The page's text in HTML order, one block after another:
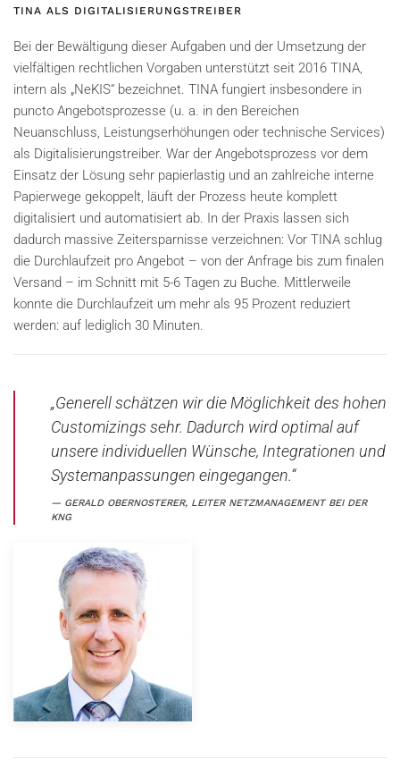
TINA ALS DIGITALISIERUNGSTREIBER
Bei der Bewältigung dieser Aufgaben und der Umsetzung der
vielfältigen rechtlichen Vorgaben unterstützt seit 2016 TINA,
intern als „NeKIS“ bezeichnet. TINA fungiert insbesondere in
puncto Angebotsprozesse (u. a. in den Bereichen
Neuanschluss, Leistungserhöhungen oder technische Services)
als Digitalisierungstreiber. War der Angebotsprozess vor dem
Einsatz der Lösung sehr papierlastig und an zahlreiche interne
Papierwege gekoppelt, läuft der Prozess heute komplett
digitalisiert und automatisiert ab. In der Praxis lassen sich
dadurch massive Zeitersparnisse verzeichnen: Vor TINA schlug
die Durchlaufzeit pro Angebot – von der Anfrage bis zum finalen
Versand – im Schnitt mit 5-6 Tagen zu Buche. Mittlerweile
konnte die Durchlaufzeit um mehr als 95 Prozent reduziert
werden: auf lediglich 30 Minuten.
„Generell schätzen wir die Möglichkeit des hohen
Customizings sehr. Dadurch wird optimal auf
unsere individuellen Wünsche, Integrationen und
Systemanpassungen eingegangen.“
GERALD OBERNOSTERER, LEITER NETZMANAGEMENT BEI DER
KNG